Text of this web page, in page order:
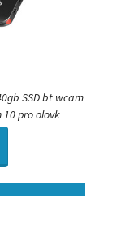
SSD bt wcam
10 pro olovk